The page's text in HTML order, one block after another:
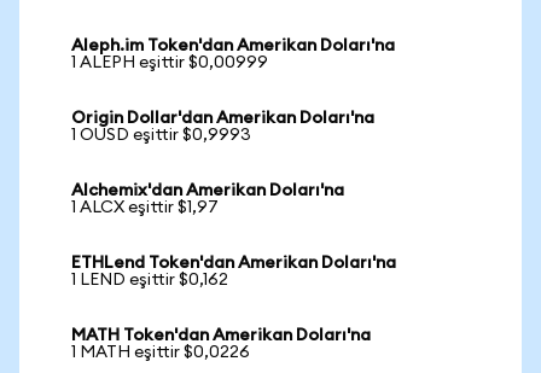
Aleph.im Token'dan Amerikan Doları'na
1 ALEPH eşittir $0,00999
Origin Dollar'dan Amerikan Doları'na
1 OUSD eşittir $0,9993
Alchemix'dan Amerikan Doları'na
1 ALCX eşittir $1,97
ETHLend Token'dan Amerikan Doları'na
1 LEND eşittir $0,162
MATH Token'dan Amerikan Doları'na
1 MATH eşittir $0,0226